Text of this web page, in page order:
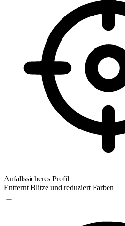
Anfallssicheres Profil
Entfernt Blitze und reduziert Farben